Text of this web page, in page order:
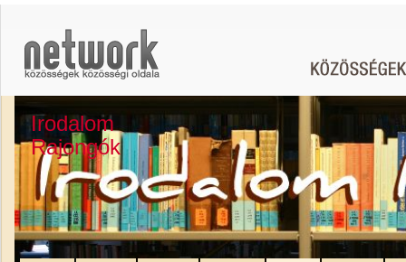
Irodalom
Rajongók